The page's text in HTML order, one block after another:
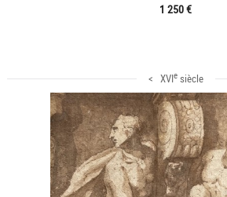
1 250 €
< XVIesiècle